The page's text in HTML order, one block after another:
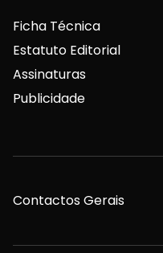
Ficha Técnica
Estatuto Editorial
Assinaturas
Publicidade
Contactos Gerais